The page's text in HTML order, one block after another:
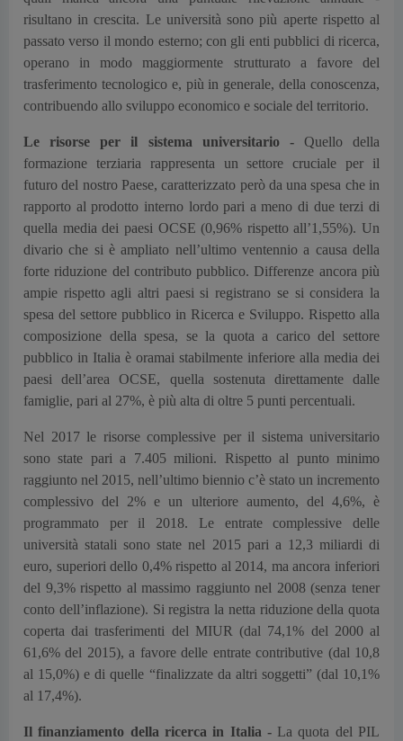
risultano in crescita. Le università sono più aperte rispetto al
passato verso il mondo esterno; con gli enti pubblici di ricerca,
operano in modo maggiormente strutturato a favore del
trasferimento tecnologico e, più in generale, della conoscenza,
contribuendo allo sviluppo economico e sociale del territorio.
Le risorse per il sistema universitario -
Quello della
formazione terziaria rappresenta un settore cruciale per il
futuro del nostro Paese, caratterizzato però da una spesa che in
rapporto al prodotto interno lordo pari a meno di due terzi di
quella media dei paesi OCSE (0,96% rispetto all’1,55%). Un
divario che si è ampliato nell’ultimo ventennio a causa della
forte riduzione del contributo pubblico. Differenze ancora più
ampie rispetto agli altri paesi si registrano se si considera la
spesa del settore pubblico in Ricerca e Sviluppo. Rispetto alla
composizione della spesa, se la quota a carico del settore
pubblico in Italia è oramai stabilmente inferiore alla media dei
paesi dell’area OCSE, quella sostenuta direttamente dalle
famiglie, pari al 27%, è più alta di oltre 5 punti percentuali.
Nel 2017 le risorse complessive per il sistema universitario
sono state pari a 7.405 milioni. Rispetto al punto minimo
raggiunto nel 2015, nell’ultimo biennio c’è stato un incremento
complessivo del 2% e un ulteriore aumento, del 4,6%, è
programmato per il 2018. Le entrate complessive delle
università statali sono state nel 2015 pari a 12,3 miliardi di
euro, superiori dello 0,4% rispetto al 2014, ma ancora inferiori
del 9,3% rispetto al massimo raggiunto nel 2008 (senza tener
conto dell’inflazione). Si registra la netta riduzione della quota
coperta dai trasferimenti del MIUR (dal 74,1% del 2000 al
61,6% del 2015), a favore delle entrate contributive (dal 10,8
al 15,0%) e di quelle “finalizzate da altri soggetti” (dal 10,1%
al 17,4%).
Il finanziamento della ricerca in Italia - La quota del PIL